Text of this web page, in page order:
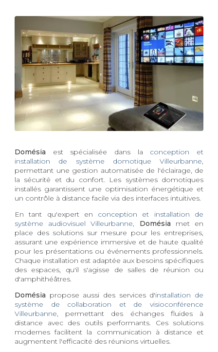
Domésia est spécialisée dans la conception et
installation de système domotique Villeurbanne
permettant une gestion automatisée de l'éclairage, de
la sécurité et du confort. Les systèmes domotiques
installés garantissent une optimisation énergétique et
un contrôle à distance facile via des interfaces intuitives.
En tant qu'expert en conception et installation de
système audiovisuel Villeurbanne
Domésia met en
place des solutions sur mesure pour les entreprises,
assurant une expérience immersive et de haute qualité
pour les présentations ou événements professionnels.
Chaque installation est adaptée aux besoins spécifiques
des espaces, qu'il s'agisse de salles de réunion ou
d'amphithéâtres.
Domésia propose aussi des services d'installation de
système de collaboration et de visioconférence
Villeurbanne , permettant des échanges fluides à
distance avec des outils performants. Ces solutions
modernes facilitent la communication à distance et
augmentent l'efficacité des réunions virtuelles.